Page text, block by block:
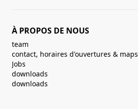
À PROPOS DE NOUS
team
contact, horaires d'ouvertures & maps
Jobs
downloads
downloads